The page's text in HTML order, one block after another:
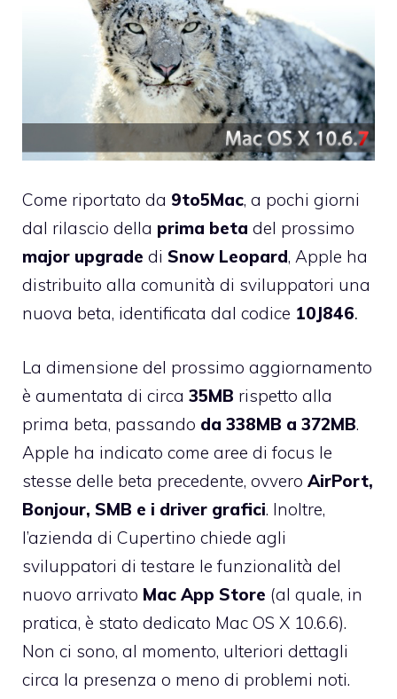
Come riportato da 9to5Mac, a pochi giorni
dal rilascio della prima beta del prossimo
major upgrade di Snow Leopard, Apple ha
distribuito alla comunità di sviluppatori una
nuova beta, identificata dal codice 10J846.
La dimensione del prossimo aggiornamento
è aumentata di circa 35MB rispetto alla
prima beta, passando da 338MB a 372MB.
Apple ha indicato come aree di focus le
stesse delle beta precedente, ovvero AirPort,
Bonjour, SMB e i driver grafici. Inoltre,
l’azienda di Cupertino chiede agli
sviluppatori di testare le funzionalità del
nuovo arrivato Mac App Store (al quale, in
pratica, è stato dedicato Mac OS X 10.6.6).
Non ci sono, al momento, ulteriori dettagli
circa la presenza o meno di problemi noti.